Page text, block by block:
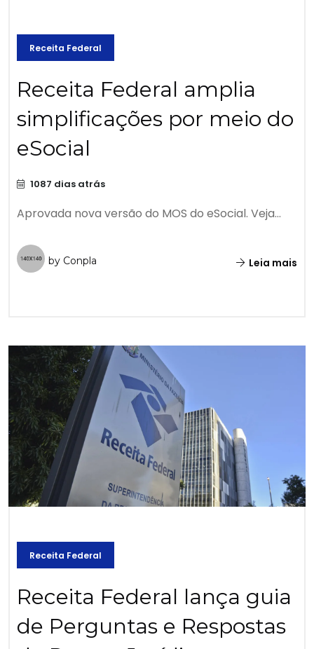
Receita Federal
Receita Federal amplia
simplificações por meio do
eSocial
1087 dias atrás
Aprovada nova versão do MOS do eSocial. Veja...
by Conpla Leia mais
Receita Federal
Receita Federal lança guia
de Perguntas e Respostas